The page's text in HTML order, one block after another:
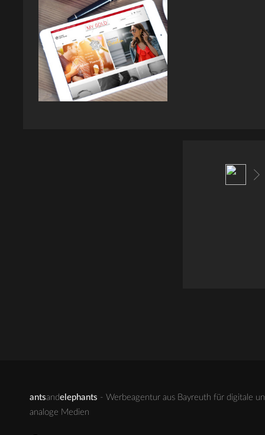
antsandelephants - Werbeagentur aus Bayreuth für digitale
analoge Medien